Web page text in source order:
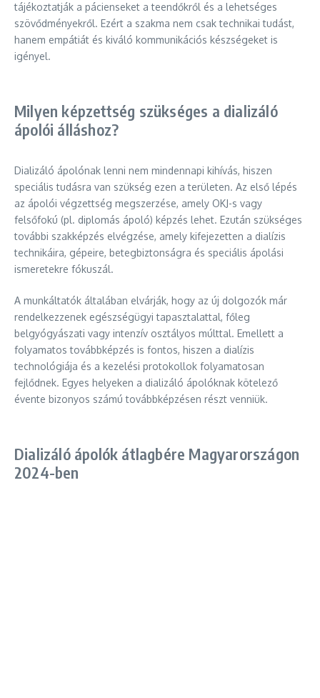
tájékoztatják a pácienseket a teendőkről és a lehetséges
szövődményekről. Ezért a szakma nem csak technikai tudást,
hanem empátiát és kiváló kommunikációs készségeket is
igényel.
Milyen képzettség szükséges a dializáló
ápolói álláshoz?
Dializáló ápolónak lenni nem mindennapi kihívás, hiszen
speciális tudásra van szükség ezen a területen. Az első lépés
az ápolói végzettség megszerzése, amely OKJ-s vagy
felsőfokú (pl. diplomás ápoló) képzés lehet. Ezután szükséges
további szakképzés elvégzése, amely kifejezetten a dialízis
technikáira, gépeire, betegbiztonságra és speciális ápolási
ismeretekre fókuszál.
A munkáltatók általában elvárják, hogy az új dolgozók már
rendelkezzenek egészségügyi tapasztalattal, főleg
belgyógyászati vagy intenzív osztályos múlttal. Emellett a
folyamatos továbbképzés is fontos, hiszen a dialízis
technológiája és a kezelési protokollok folyamatosan
fejlődnek. Egyes helyeken a dializáló ápolóknak kötelező
évente bizonyos számú továbbképzésen részt venniük.
Dializáló ápolók átlagbére Magyarországon
2024-ben